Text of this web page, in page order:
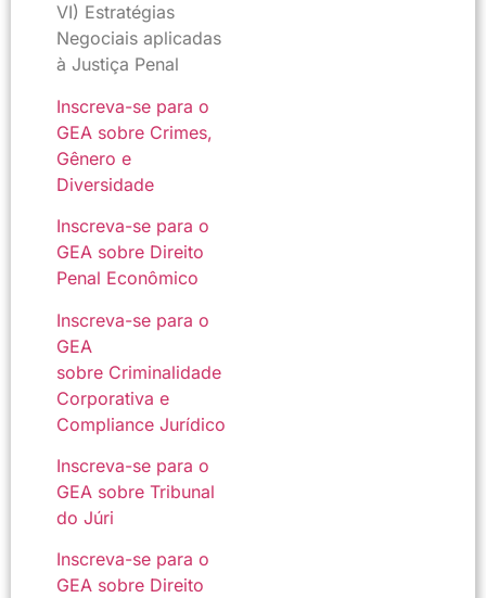
VI) Estratégias
Negociais aplicadas
à Justiça Penal
Inscreva-se para o
GEA sobre Crimes,
Gênero e
Diversidade
Inscreva-se para o
GEA sobre Direito
Penal Econômico
Inscreva-se para o
GEA
sobre Criminalidade
Corporativa e
Compliance Jurídico
Inscreva-se para o
GEA sobre Tribunal
do Júri
Inscreva-se para o
GEA sobre Direito